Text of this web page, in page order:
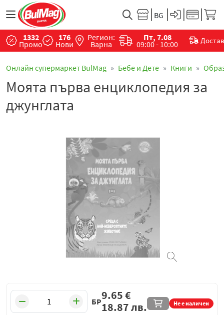
1332
Промо
176
Нови
Регион:
Варна
Пт, 7.08
09:00 - 10:00
Онлайн супермаркет BulMag Бебе и Дете Книги
Моята първа енциклопедия за
джунглата
БР Не е наличен
9.65€
18.87лв.